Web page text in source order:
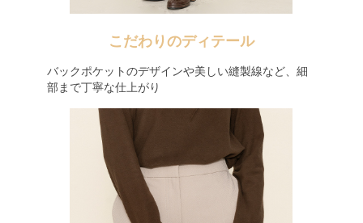
こだわりのディテール
バックポケットのデザインや美しい縫製線など、細
部まで丁寧な仕上がり